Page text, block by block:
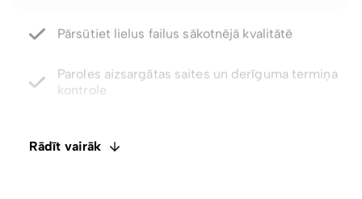
Rādīt vairāk
Paroles aizsargātas saites un derīguma termiņa
Atjaunojiet izdzēstos failus un failu versijas līdz
pat 5 gadiem
ietagošana